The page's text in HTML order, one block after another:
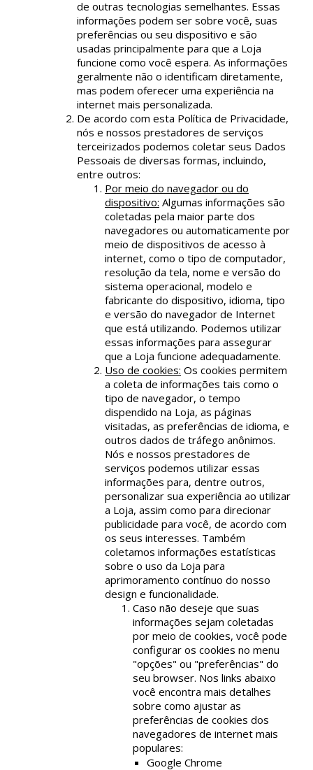
de outras tecnologias semelhantes. Essas
informações podem ser sobre você, suas
preferências ou seu dispositivo e são
usadas principalmente para que a Loja
funcione como você espera. As informações
geralmente não o identificam diretamente,
mas podem oferecer uma experiência na
internet mais personalizada.
De acordo com esta Política de Privacidade,
nós e nossos prestadores de serviços
terceirizados podemos coletar seus Dados
Pessoais de diversas formas, incluindo,
entre outros:
Por meio do navegador ou do
dispositivo: Algumas informações são
coletadas pela maior parte dos
navegadores ou automaticamente por
meio de dispositivos de acesso à
internet, como o tipo de computador,
resolução da tela, nome e versão do
sistema operacional, modelo e
fabricante do dispositivo, idioma, tipo
e versão do navegador de Internet
que está utilizando. Podemos utilizar
essas informações para assegurar
que a Loja funcione adequadamente.
Uso de cookies: Os cookies permitem
a coleta de informações tais como o
tipo de navegador, o tempo
dispendido na Loja, as páginas
visitadas, as preferências de idioma, e
outros dados de tráfego anônimos.
Nós e nossos prestadores de
serviços podemos utilizar essas
informações para, dentre outros,
personalizar sua experiência ao utilizar
a Loja, assim como para direcionar
publicidade para você, de acordo com
os seus interesses. Também
coletamos informações estatísticas
sobre o uso da Loja para
aprimoramento contínuo do nosso
design e funcionalidade.
Caso não deseje que suas
informações sejam coletadas
por meio de cookies, você pode
configurar os cookies no menu
"opções" ou "preferências" do
seu browser. Nos links abaixo
você encontra mais detalhes
sobre como ajustar as
preferências de cookies dos
navegadores de internet mais
populares:
Google Chrome